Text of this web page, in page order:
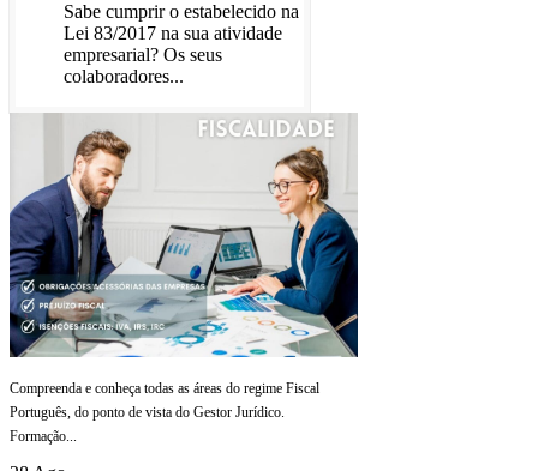
Sabe cumprir o estabelecido na
Lei 83/2017 na sua atividade
empresarial? Os seus
colaboradores...
Compreenda e conheça todas as áreas do regime Fiscal
Português, do ponto de vista do Gestor Jurídico.
Formação...